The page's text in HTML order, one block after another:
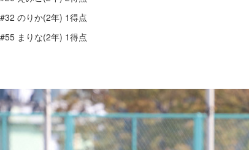
#32 のりか(2年) 1得点
#55 まりな(2年) 1得点